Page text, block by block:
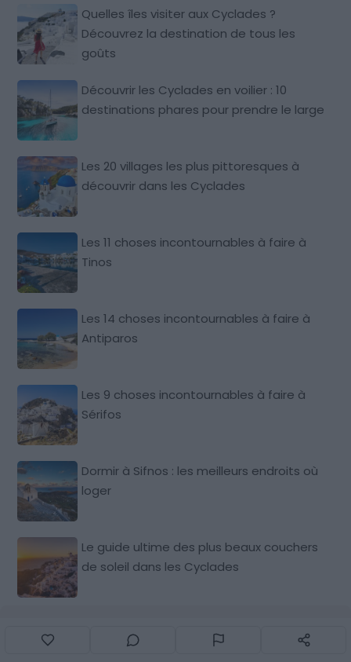
Quelles îles visiter aux Cyclades ?
Découvrez la destination de tous les
goûts
Découvrir les Cyclades en voilier : 10
destinations phares pour prendre le large
Les 20 villages les plus pittoresques à
découvrir dans les Cyclades
Les 11 choses incontournables à faire à
Tinos
Les 14 choses incontournables à faire à
Antiparos
Les 9 choses incontournables à faire à
Sérifos
Dormir à Sifnos : les meilleurs endroits où
loger
Le guide ultime des plus beaux couchers
de soleil dans les Cyclades
Par Florence Pellero